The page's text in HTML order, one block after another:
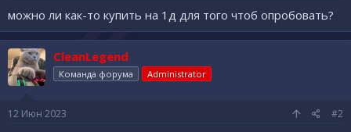
можно ли как-то купить на 1д для того чтоб опробовать?
CleanLegend
Команда форума Administrator
12 Июн 2023 #2